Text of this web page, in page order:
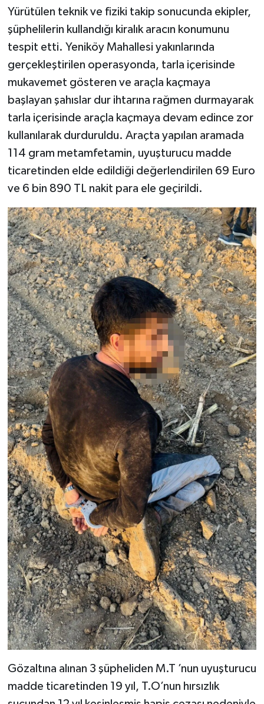
Yürütülen teknik ve fiziki takip sonucunda ekipler,
şüphelilerin kullandığı kiralık aracın konumunu
tespit etti. Yeniköy Mahallesi yakınlarında
gerçekleştirilen operasyonda, tarla içerisinde
mukavemet gösteren ve araçla kaçmaya
başlayan şahıslar dur ihtarına rağmen durmayarak
tarla içerisinde araçla kaçmaya devam edince zor
kullanılarak durduruldu. Araçta yapılan aramada
114 gram metamfetamin, uyuşturucu madde
ticaretinden elde edildiği değerlendirilen 69 Euro
ve 6 bin 890 TL nakit para ele geçirildi.
Gözaltına alınan 3 şüpheliden M.T ’nun uyuşturucu
madde ticaretinden 19 yıl, T.O’nun hırsızlık